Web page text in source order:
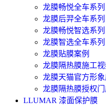
龙膜畅悦全车系列
龙膜后羿全车系列
龙膜畅悦智选系列
龙膜智选全车系列
龙膜贴膜案例
龙膜隔热膜施工视
龙膜天猫官方形
龙膜隔热膜授权
LLUMAR 漆面保护膜